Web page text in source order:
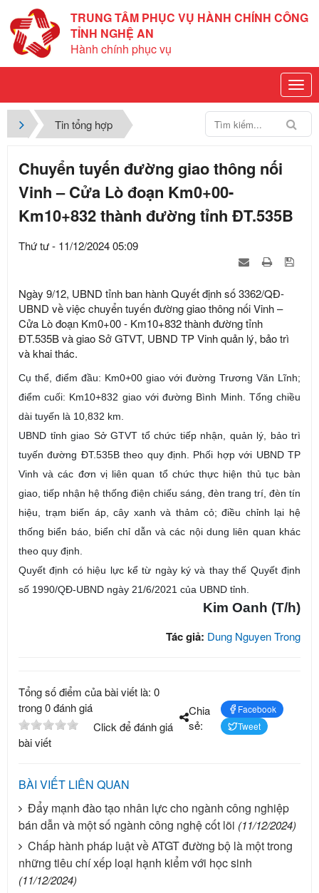
TRUNG TÂM PHỤC VỤ HÀNH CHÍNH CÔNG
TỈNH NGHỆ AN
Hành chính phục vụ
Tin tổng hợp
Chuyển tuyến đường giao thông nối
Vinh – Cửa Lò đoạn Km0+00-
Km10+832 thành đường tỉnh ĐT.535B
Thứ tư - 11/12/2024 05:09
Ngày 9/12, UBND tỉnh ban hành Quyết định số 3362/QĐ-
UBND về việc chuyển tuyến đường giao thông nối Vinh –
Cửa Lò đoạn Km0+00 - Km10+832 thành đường tỉnh
ĐT.535B và giao Sở GTVT, UBND TP Vinh quản lý, bảo trì
và khai thác.
Cụ thể, điểm đầu: Km0+00 giao với đường Trương Văn Lĩnh;
điểm cuối: Km10+832 giao với đường Bình Minh. Tổng chiều
dài tuyến là 10,832 km.
UBND tỉnh giao Sở GTVT tổ chức tiếp nhận, quản lý, bảo trì
tuyến đường ĐT.535B theo quy định. Phối hợp với UBND TP
Vinh và các đơn vị liên quan tổ chức thực hiện thủ tục bàn
giao, tiếp nhận hệ thống điện chiếu sáng, đèn trang trí, đèn tín
hiệu, trạm biến áp, cây xanh và thảm cỏ; điều chỉnh lại hệ
thống biển báo, biển chỉ dẫn và các nội dung liên quan khác
theo quy định.
Quyết định có hiệu lực kể từ ngày ký và thay thế Quyết định
số 1990/QĐ-UBND ngày 21/6/2021 của UBND tỉnh.
Kim Oanh (T/h)
Tác giả: Dung Nguyen Trong
Tổng số điểm của bài viết là: 0
trong 0 đánh giá
Click để đánh giá
bài viết
Chia
sẻ:
Facebook
Tweet
BÀI VIẾT LIÊN QUAN
Đẩy mạnh đào tạo nhân lực cho ngành công nghiệp
bán dẫn và một số ngành công nghệ cốt lõi (11/12/2024)
Chấp hành pháp luật về ATGT đường bộ là một trong
những tiêu chí xếp loại hạnh kiểm với học sinh
(11/12/2024)